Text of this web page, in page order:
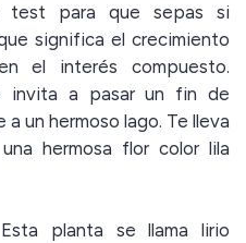
test para que sepas si
significa el crecimiento
el interés compuesto.
invita a pasar un fin de
un hermoso lago. Te lleva
hermosa flor color lila
planta se llama lirio